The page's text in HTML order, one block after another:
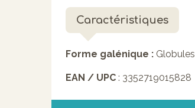
Caractéristiques
Forme galénique : Globules
EAN / UPC : 3352719015828